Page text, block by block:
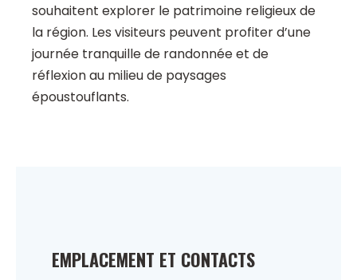
souhaitent explorer le patrimoine religieux de
la région. Les visiteurs peuvent profiter d’une
journée tranquille de randonnée et de
réflexion au milieu de paysages
époustouflants.
EMPLACEMENT ET CONTACTS